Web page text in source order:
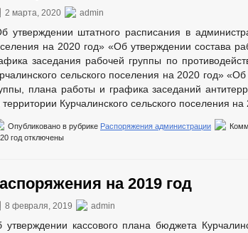
2 марта, 2020 admin
утверждении штатного расписания в
на 2020 год» «Об утверждении состава
заседания рабочей группы по
сельского поселения на 2020 год»
плана работы и графика заседаний
территории Курчалинского сельского поселения
Опубликовано в рубрике Распоряжения администрации
год отключены
на 2019 год
8 февраля, 2019 admin
утверждении кассового плана бюджета